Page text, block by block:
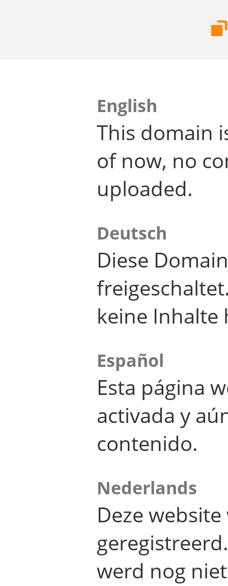
English
This domain
of now, no
uploaded.
Deutsch
Diese
keine Inhalte
Español
Esta página
activada y
contenido.
Nederlands
Deze
werd nog